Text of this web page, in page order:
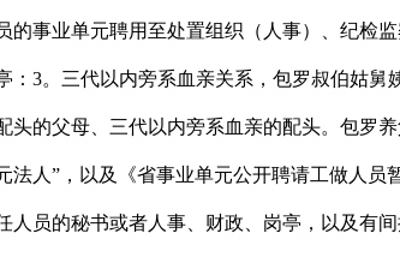
事业单元聘用至处置组织（人事）、纪检
3。三代以内旁系血亲关系，包罗叔伯姑
的父母、三代以内旁系血亲的配头。包罗
人”，以及《省事业单元公开聘请工做人
员的秘书或者人事、财政、岗亭，以及有